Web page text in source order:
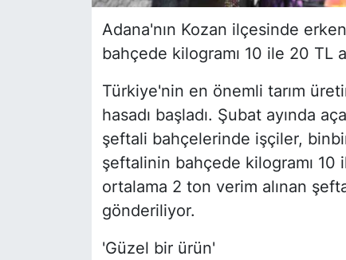
Adana'nın Kozan ilçesinde
bahçede kilogramı 10 ile 20 TL
Türkiye'nin en önemli tarım
hasadı başladı. Şubat ayında
şeftali bahçelerinde işçiler,
şeftalinin bahçede kilogramı 10
ortalama 2 ton verim alınan
gönderiliyor.
'Güzel bir ürün'